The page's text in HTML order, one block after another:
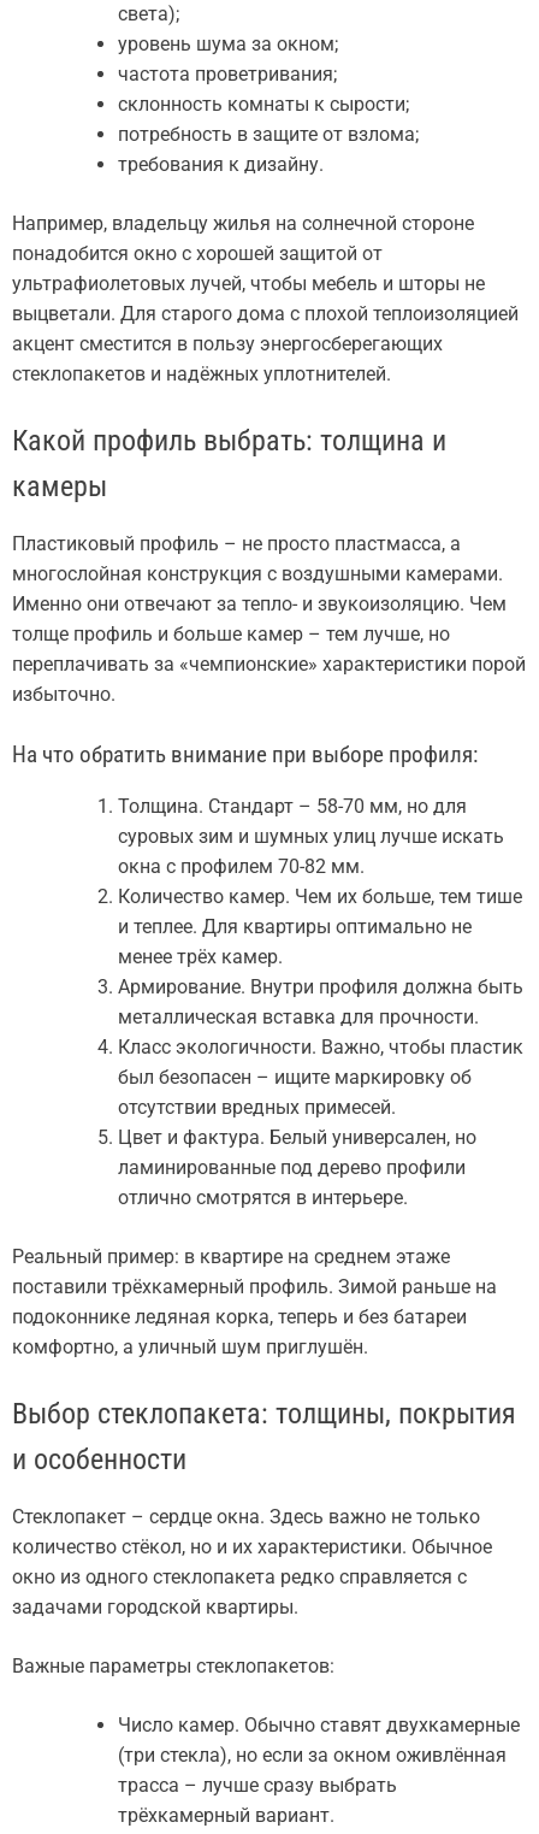
света);
уровень шума за окном;
частота проветривания;
склонность комнаты к сырости;
потребность в защите от взлома;
требования к дизайну.
Например, владельцу жилья на солнечной стороне
понадобится окно с хорошей защитой от
ультрафиолетовых лучей, чтобы мебель и шторы не
выцветали. Для старого дома с плохой теплоизоляцией
акцент сместится в пользу энергосберегающих
стеклопакетов и надёжных уплотнителей.
Какой профиль выбрать: толщина и
камеры
Пластиковый профиль – не просто пластмасса, а
многослойная конструкция с воздушными камерами.
Именно они отвечают за тепло- и звукоизоляцию. Чем
толще профиль и больше камер – тем лучше, но
переплачивать за «чемпионские» характеристики порой
избыточно.
На что обратить внимание при выборе профиля:
Толщина. Стандарт – 58-70 мм, но для
суровых зим и шумных улиц лучше искать
окна с профилем 70-82 мм.
Количество камер. Чем их больше, тем тише
и теплее. Для квартиры оптимально не
менее трёх камер.
Армирование. Внутри профиля должна быть
металлическая вставка для прочности.
Класс экологичности. Важно, чтобы пластик
был безопасен – ищите маркировку об
отсутствии вредных примесей.
Цвет и фактура. Белый универсален, но
ламинированные под дерево профили
отлично смотрятся в интерьере.
Реальный пример: в квартире на среднем этаже
поставили трёхкамерный профиль. Зимой раньше на
подоконнике ледяная корка, теперь и без батареи
комфортно, а уличный шум приглушён.
Выбор стеклопакета: толщины, покрытия
и особенности
Стеклопакет – сердце окна. Здесь важно не только
количество стёкол, но и их характеристики. Обычное
окно из одного стеклопакета редко справляется с
задачами городской квартиры.
Важные параметры стеклопакетов:
Число камер. Обычно ставят двухкамерные
(три стекла), но если за окном оживлённая
трасса – лучше сразу выбрать
трёхкамерный вариант.